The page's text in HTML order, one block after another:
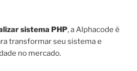
sistema PHP, a Alphacode é
transformar seu sistema e
no mercado.